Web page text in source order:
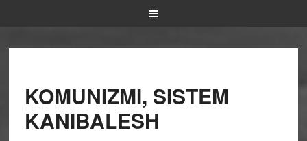
KOMUNIZMI, SISTEM
KANIBALESH